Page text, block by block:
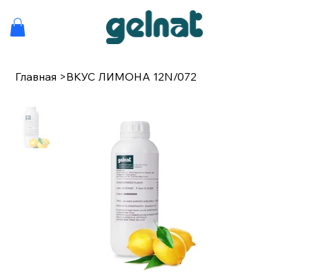
Главная >ВКУС ЛИМОНА 12N/072